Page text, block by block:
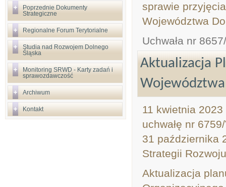
Poprzednie Dokumenty
Strategiczne
Regionalne Forum Terytorialne
Studia nad Rozwojem Dolnego
Śląska
Monitoring SRWD - Karty zadań i
sprawozdawczość
Archiwum
Kontakt
sprawie
Województwa
Uchwała nr
Aktualizacja
11 kwietnia
uchwałę nr
31 października
Strategii
Aktualizacja